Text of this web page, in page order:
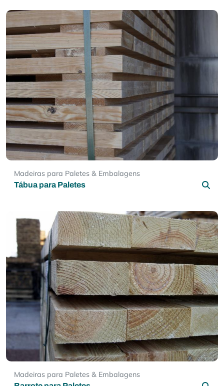
Madeiras para Paletes & Embalagens
Tábua para Paletes
Madeiras para Paletes & Embalagens